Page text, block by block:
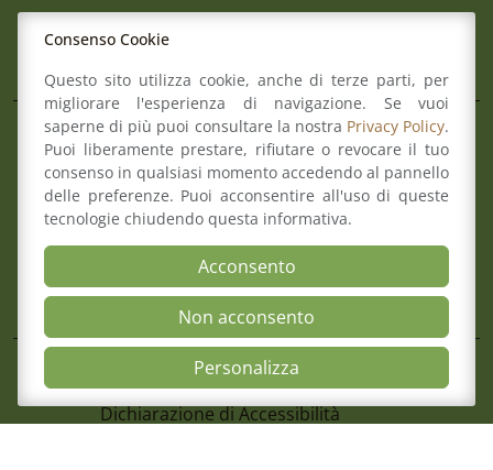
Open
7 Agosto 2026
Avviso Pubblico Per La Formazione Di
Avvocati Esterni Finalizzato Ad
Incarichi Di Patrocinio Legale A Favore
Romagna
Il Consiglio
Consultazione Albo
Formazione
Comitato pari opportunità
Mediazione
Organismo di composizione della crisi
Mappa del sito
Contatti
Meccanismo di Feedback
Dichiarazione di Accessibilità
Consenso Cookie
Questo sito utilizza cookie, anche di terze parti, per
migliorare l'esperienza di navigazione. Se vuoi
saperne di più puoi consultare la nostra Privacy Policy.
Puoi liberamente prestare, rifiutare o revocare il tuo
consenso in qualsiasi momento accedendo al pannello
delle preferenze. Puoi acconsentire all'uso di queste
tecnologie chiudendo questa informativa.
Acconsento
Non acconsento
Personalizza